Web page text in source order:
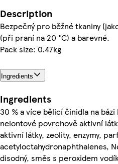
Description
Bezpečný pro běžné tkaniny
(při praní na 20 °C) a barevné.
Pack size: 0.47kg
Ingredients
Ingredients
30 % a více bělicí činidla na bázi
neiontové povrchově aktivní
aktivní látky, zeolity, enzymy,
acetyloctahydronaphthalenes,
disodný, směs s peroxidem